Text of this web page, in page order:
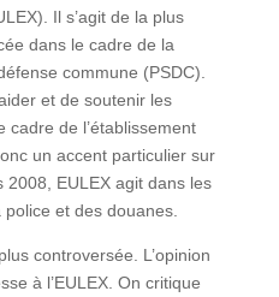
Il s’agit de la plus
dans le cadre de la
commune (PSDC).
et de soutenir les
cadre de l’établissement
un accent particulier sur
2008, EULEX agit dans les
et des douanes.
controversée. L’opinion
à l’EULEX. On critique